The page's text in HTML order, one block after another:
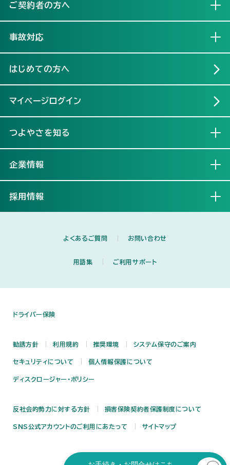
ご契約者の方へ
事故対応
はじめての方へ
マイページログイン
つよやさを知る
企業情報
採用情報
よくあるご質問 お問い合わせ
用語集 ご利用サポート
ドライバー保険
勧誘方針 利用規約 推奨環境 システム保守のご案内
セキュリティについて 個人情報保護について
ディスクロージャー・ポリシー
反社会的勢力に対する方針 損害保険契約者保護制度について
SNS公式アカウントのご利用にあたって サイトマップ